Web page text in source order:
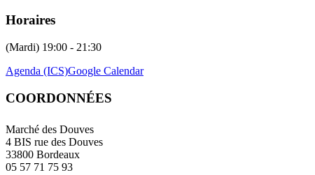
Horaires
(Mardi) 19:00 - 21:30
Agenda (ICS)Google Calendar
COORDONNÉES
Marché des Douves
4 BIS rue des Douves
33800 Bordeaux
05 57 71 75 93